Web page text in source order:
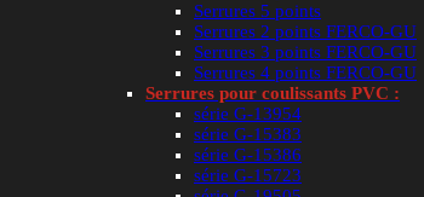
Serrures 5 points
Serrures 2 points FERCO-GU
Serrures 3 points FERCO-GU
Serrures 4 points FERCO-GU
Serrures pour coulissants PVC :
série G-13954
série G-15383
série G-15386
série G-15723